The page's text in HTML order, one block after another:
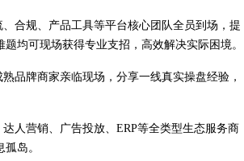
合规、产品工具等平台核心团队全员到场，提
均可现场获得专业支招，高效解决实际困境。
品牌商家亲临现场，分享一线真实操盘经验，
人营销、广告投放、ERP等全类型生态服务商
岛。